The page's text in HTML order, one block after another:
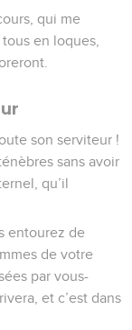
qui me
en loques,
son serviteur !
sans avoir
qu’il
entourez de
de votre
par vous-
et c’est dans